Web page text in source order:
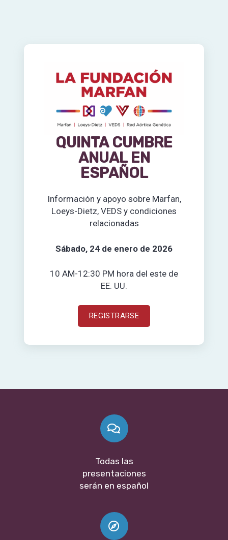
QUINTA CUMBRE
ANUAL EN
ESPAÑOL
Información y apoyo sobre Marfan,
Loeys-Dietz, VEDS y condiciones
relacionadas
Sábado, 24 de enero de 2026
10 AM-12:30 PM hora del este de
EE. UU.
REGISTRARSE
Todas las
presentaciones
serán en español